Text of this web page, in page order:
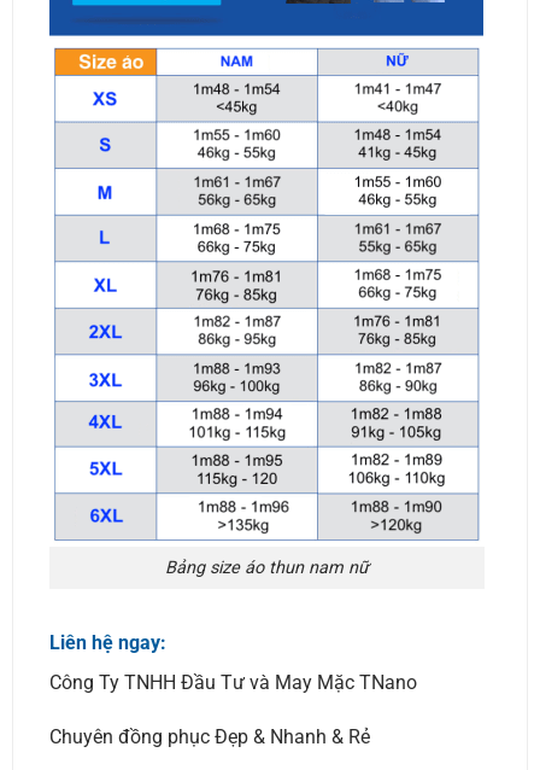
Bảng size áo thun nam nữ
Liên hệ ngay:
Công Ty TNHH Đầu Tư và May Mặc TNano
Chuyên đồng phục Đẹp & Nhanh & Rẻ